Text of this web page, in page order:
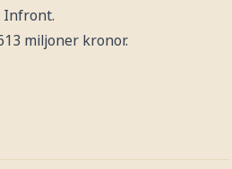
Infront.
miljoner kronor.